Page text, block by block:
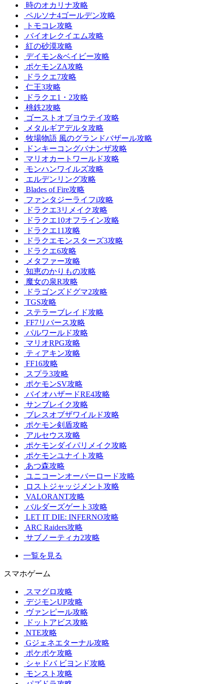
時のオカリナ攻略
ペルソナ4ゴールデン攻略
トモコレ攻略
バイオレクイエム攻略
紅の砂漠攻略
デイモン&ベイビー攻略
ポケモンZA攻略
ドラクエ7攻略
仁王3攻略
ドラクエ1・2攻略
桃鉄2攻略
ゴーストオブヨウテイ攻略
メタルギアデルタ攻略
牧場物語 風のグランドバザール攻略
ドンキーコングバナンザ攻略
マリオカートワールド攻略
モンハンワイルズ攻略
エルデンリング攻略
Blades of Fire攻略
ファンタジーライフi攻略
ドラクエ3リメイク攻略
ドラクエ10オフライン攻略
ドラクエ11攻略
ドラクエモンスターズ3攻略
ドラクエ6攻略
メタファー攻略
知恵のかりもの攻略
魔女の泉R攻略
ドラゴンズドグマ2攻略
TGS攻略
ステラーブレイド攻略
FF7リバース攻略
パルワールド攻略
マリオRPG攻略
ティアキン攻略
FF16攻略
スプラ3攻略
ポケモンSV攻略
バイオハザードRE4攻略
サンブレイク攻略
ブレスオブザワイルド攻略
ポケモン剣盾攻略
アルセウス攻略
ポケモンダイパリメイク攻略
ポケモンユナイト攻略
あつ森攻略
ユニコーンオーバーロード攻略
ロストジャッジメント攻略
VALORANT攻略
バルダーズゲート3攻略
LET IT DIE: INFERNO攻略
ARC Raiders攻略
サブノーティカ2攻略
一覧を見る
スマホゲーム
スマグロ攻略
デジモンUP攻略
ヴァンピール攻略
ドットアビス攻略
NTE攻略
Gジェネエターナル攻略
ポケポケ攻略
シャドバ ビヨンド攻略
モンスト攻略